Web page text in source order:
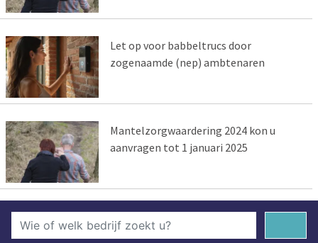
Let op voor babbeltrucs door
zogenaamde (nep) ambtenaren
Mantelzorgwaardering 2024 kon u
aanvragen tot 1 januari 2025